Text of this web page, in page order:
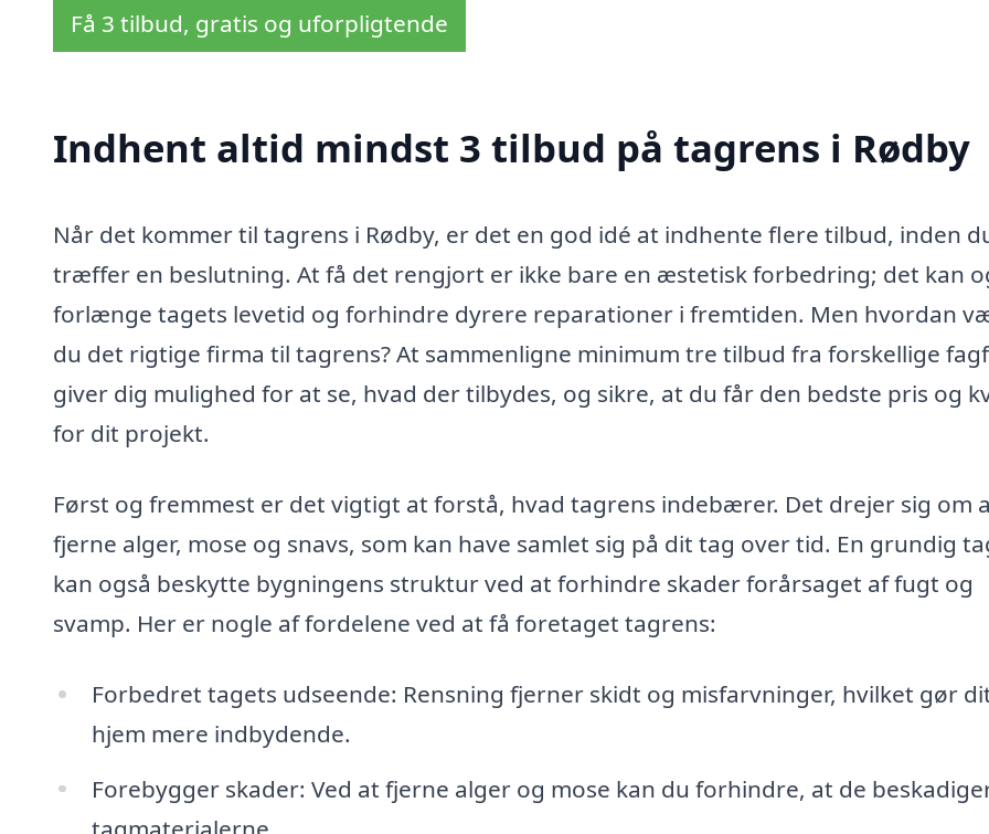
Få 3 tilbud, gratis og uforpligtende
Indhent altid mindst 3 tilbud på tagrens i Rødby
Når det kommer til tagrens i Rødby, er det en god idé at indhente flere tilbud, inden
træffer en beslutning. At få det rengjort er ikke bare en æstetisk forbedring; det kan
forlænge tagets levetid og forhindre dyrere reparationer i fremtiden. Men hvordan
du det rigtige firma til tagrens? At sammenligne minimum tre tilbud fra forskellige
giver dig mulighed for at se, hvad der tilbydes, og sikre, at du får den bedste pris og
for dit projekt.
Først og fremmest er det vigtigt at forstå, hvad tagrens indebærer. Det drejer sig om
fjerne alger, mose og snavs, som kan have samlet sig på dit tag over tid. En grundig
kan også beskytte bygningens struktur ved at forhindre skader forårsaget af fugt og
svamp. Her er nogle af fordelene ved at få foretaget tagrens:
Forbedret tagets udseende: Rensning fjerner skidt og misfarvninger, hvilket gør
hjem mere indbydende.
Forebygger skader: Ved at fjerne alger og mose kan du forhindre, at de